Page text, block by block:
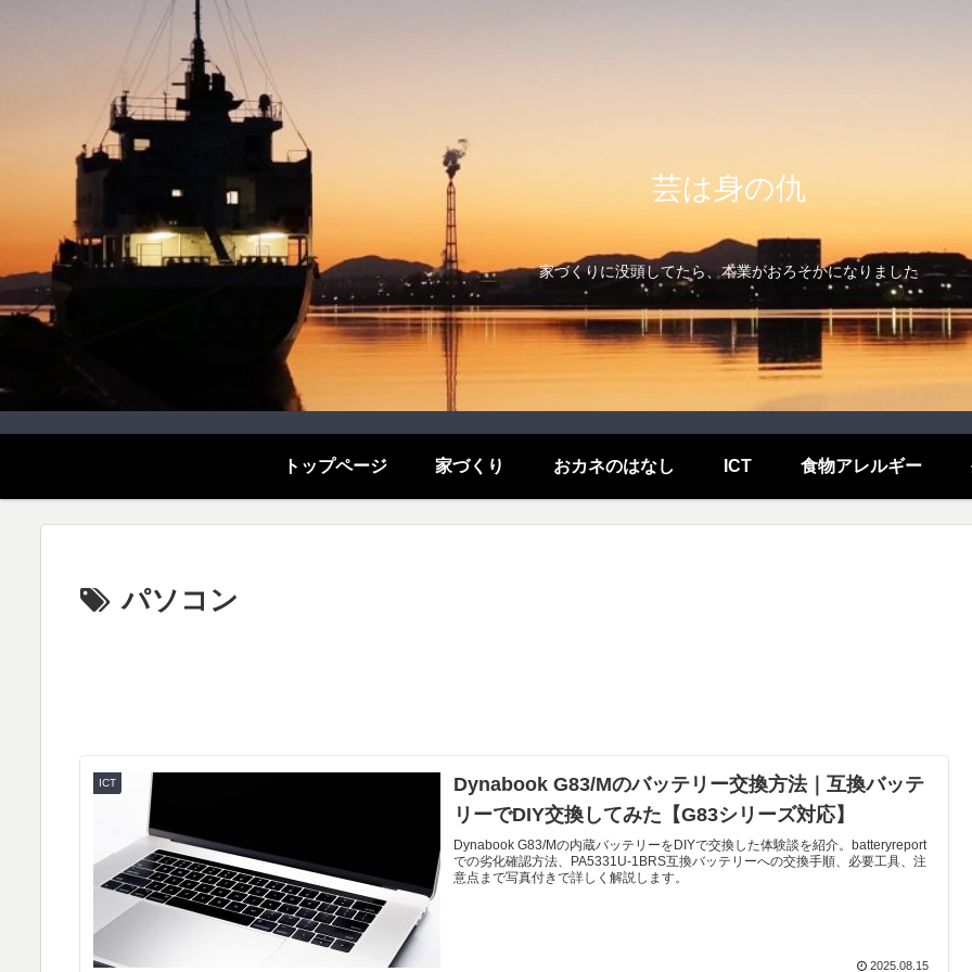
芸は身の仇
家づくりに没頭してたら、本業がおろそかになりました
トップページ 家づくり おカネのはなし ICT 食物アレルギー
パソコン
ICT
Dynabook G83/Mのバッテリー交換方法｜互換バッテ
リーでDIY交換してみた【G83シリーズ対応】
Dynabook G83/Mの内蔵バッテリーをDIYで交換した体験談を紹介。batteryreport
での劣化確認方法、PA5331U-1BRS互換バッテリーへの交換手順、必要工具、注
意点まで写真付きで詳しく解説します。
2025.08.15